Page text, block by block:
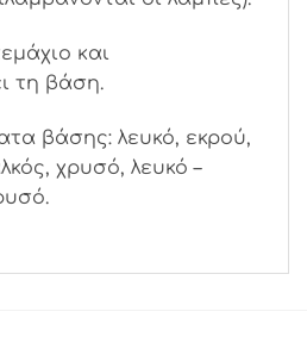
και
τη βάση.
βάσης: λευκό, εκρού,
χρυσό, λευκό –